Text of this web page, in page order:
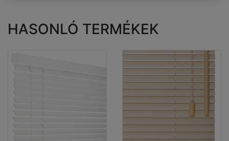
HASONLÓ TERMÉKEK